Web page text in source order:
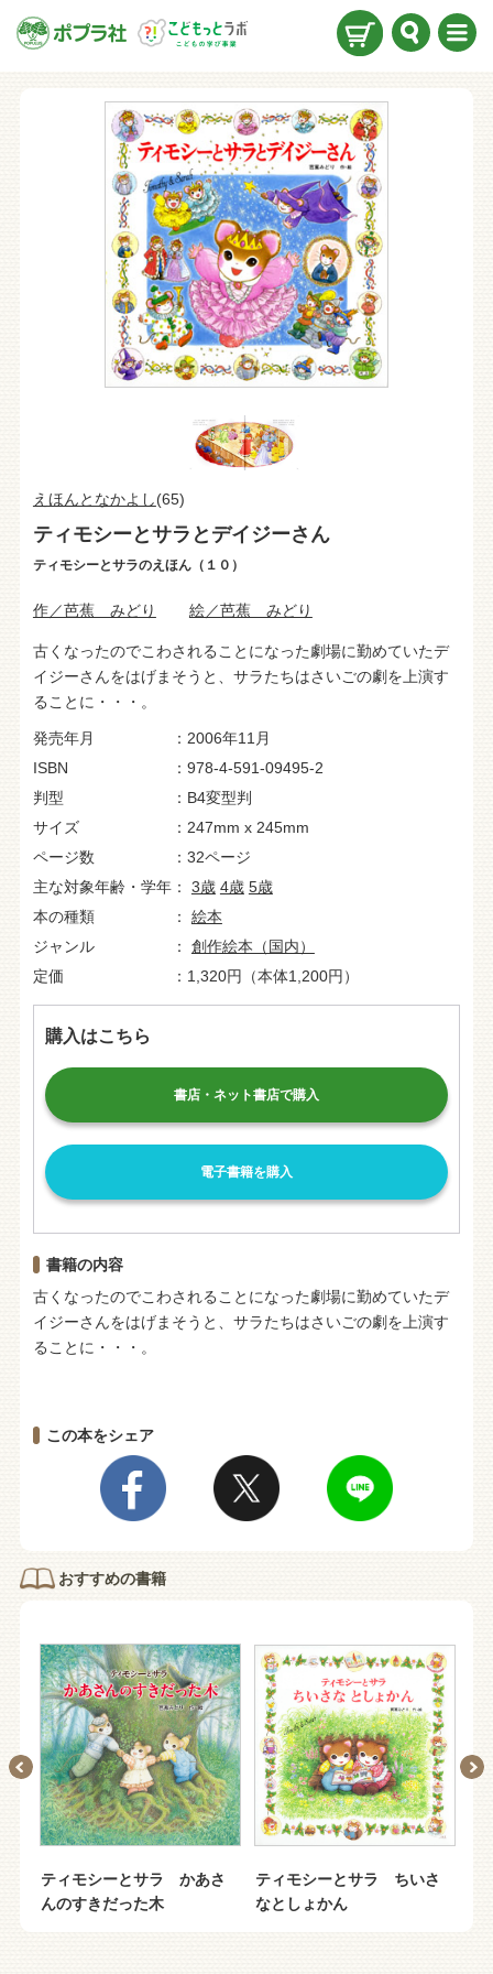
えほんとなかよし(65)
ティモシーとサラとデイジーさん
ティモシーとサラのえほん（１０）
作／芭蕉 みどり 絵／芭蕉 みどり
古くなったのでこわされることになった劇場に勤めていたデ
イジーさんをはげまそうと、サラたちはさいごの劇を上演す
ることに・・・。
発売年月
2006年11月
ISBN
978-4-591-09495-2
判型
B4変型判
サイズ
247mm x 245mm
ページ数
32ページ
主な対象年齢・学年
3歳 4歳 5歳
本の種類
絵本
ジャンル
創作絵本（国内）
定価
1,320円（本体1,200円）
購入はこちら
書店・ネット書店で購入
電子書籍を購入
書籍の内容
古くなったのでこわされることになった劇場に勤めていたデ
イジーさんをはげまそうと、サラたちはさいごの劇を上演す
ることに・・・。
この本をシェア
おすすめの書籍
ティモシーとサラ かあさ
んのすきだった木
ティモシーとサラ ちいさ
なとしょかん